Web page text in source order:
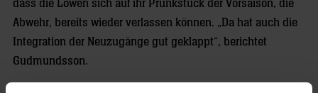
dass die Löwen sich auf ihr Prunkstück der Vorsaison, die
Abwehr, bereits wieder verlassen können. „Da hat auch die
Integration der Neuzugänge gut geklappt“, berichtet
Gudmundsson.